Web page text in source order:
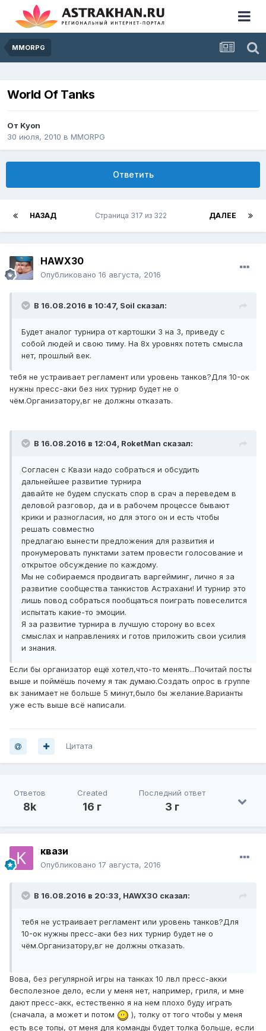
MMORPG
World Of Tanks
От Kyon
30 июля, 2010 в MMORPG
Ответить
НАЗАД ДАЛЕЕ
Страница 317 из 322
HAWX30
Опубликовано 16 августа, 2016
В 16.08.2016 в 10:47, Soil сказал:
Будет аналог турнира от картошки 3 на 3, приведу с
собой людей и свою тиму. На 8х уровнях потеть смысла
нет, прошлый век.
тебя не устраивает регламент или уровень танков?Для 10-ок
нужны пресс-аки без них турнир будет не о
чём.Организатору,вг не должны отказать.
В 16.08.2016 в 12:04, RoketMan сказал:
Согласен с Квази надо собраться и обсудить
дальнейшее развитие турнира
давайте не будем спускать спор в срач а переведем в
деловой разговор, да и в рабочем процессе бывают
крики и разногласия, но для этого он и есть чтобы
решать совместно
предлагаю вынести предложения для развития и
пронумеровать пунктами затем провести голосование и
открытое обсуждение по каждому.
Мы не собираемся продвигать варгейминг, лично я за
развитие сообщества танкистов Астрахани! И турнир это
лишь повод собраться пообщаться поиграть повеселится
испытать какие-то эмоции.
Я за развитие турнира в лучшую сторону во всех
смыслах и направлениях и готов приложить свои усилия
и знания.
Если бы организатор ещё хотел,что-то менять...Почитай посты
выше и поймёшь почему я так думаю.Создать опрос в группе
вк занимает не больше 5 минут,было бы желание.Варианты
уже есть выше всё написали.
Цитата
Ответов
8k
Created
16 г
Последний ответ
3 г
квази
Опубликовано 17 августа, 2016
В 16.08.2016 в 20:33, HAWX30 сказал:
тебя не устраивает регламент или уровень танков?Для
10-ок нужны пресс-аки без них турнир будет не о
чём.Организатору,вг не должны отказать.
Вова, без регулярной игры на танках 10 лвл пресс-акки
бесполезное дело, если у меня нет, например, гриля, и мне
дают пресс-акк, естественно я на нем плохо буду играть
(сначала, а может и потом
), толку от того чтобы у меня
есть все топы, от меня для команды будет толка больше, если